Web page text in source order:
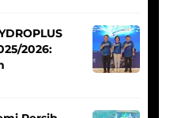
2026: